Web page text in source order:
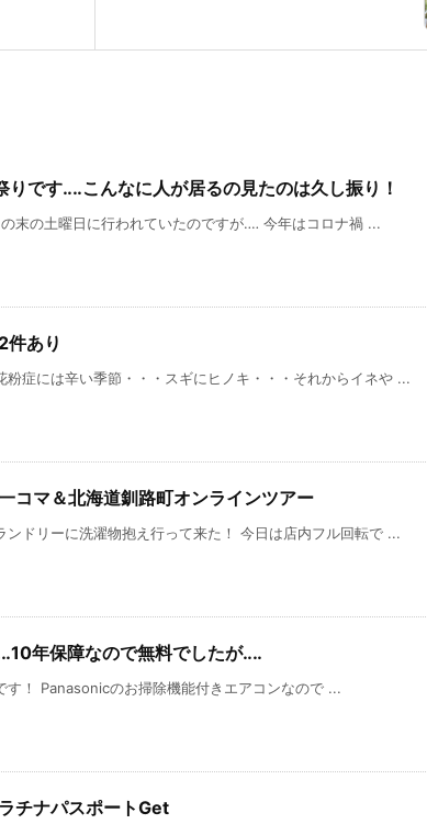
です‥‥こんなに人が居るの見たのは久し振り！
末の土曜日に行われていたのですが‥‥ 今年はコロナ禍 ...
件あり
粉症には辛い季節・・・スギにヒノキ・・・それからイネや ...
コマ＆北海道釧路町オンラインツアー
ンドリーに洗濯物抱え行って来た！ 今日は店内フル回転で ...
年保障なので無料でしたが‥‥
す！ Panasonicのお掃除機能付きエアコンなので ...
チナパスポートGet